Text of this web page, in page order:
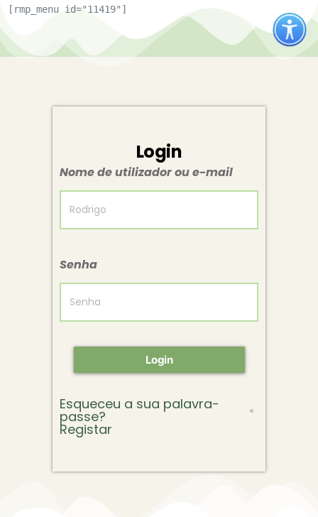
[rmp_menu id="11419"]
Login
Nome de utilizador ou e-mail
Senha
Login
Esqueceu a sua palavra-
passe?
Registar